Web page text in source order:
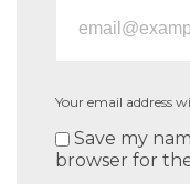
Your email address
Save my
browser for